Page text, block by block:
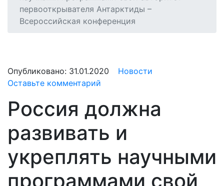
первооткрывателя Антарктиды –
Всероссийская конференция
Опубликовано: 31.01.2020
Новости
Оставьте комментарий
Россия должна
развивать и
укреплять научными
программами свой